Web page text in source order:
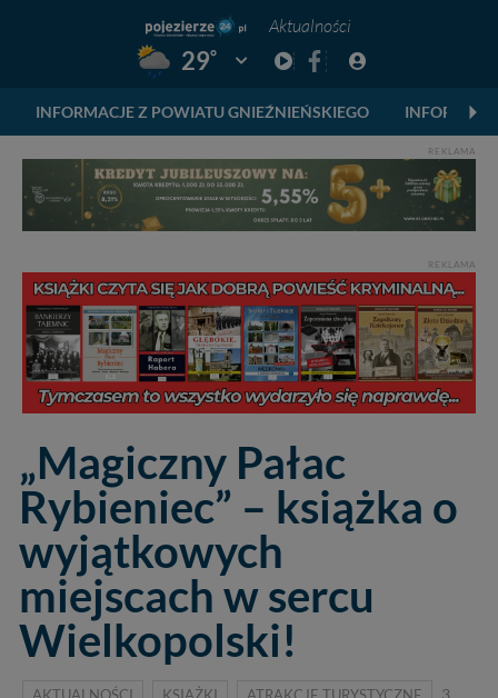
Aktualności
29° Pogoda: Gniezno
INFORMACJE Z POWIATU GNIEŹNIEŃSKIEGO
REKLAMA
REKLAMA
„Magiczny Pałac
Rybieniec” – książka o
wyjątkowych
miejscach w sercu
Wielkopolski!